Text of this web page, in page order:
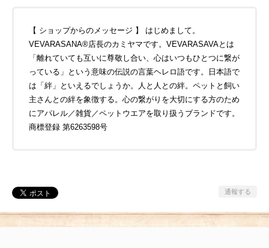
【 ショップからのメッセージ 】 はじめまして。
VEVARASANA®店長のカミヤマです。VEVARASAVAとは
「離れていても互いに尊敬し合い、心はいつもひとつに繋が
っている」という意味の伝説の言葉ヘレロ語です。日本語で
は「絆」といえるでしょうか。人と人との絆。ペットと飼い
主さんとの絆を象徴する。心の繋がりを大切にする方のため
にアパレル／雑貨／ペットウエアを取り扱うブランドです。
商標登録 第6263598号
通報する